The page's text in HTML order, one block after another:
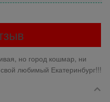
но город кошмар, ни
любимый Екатеринбург!!!